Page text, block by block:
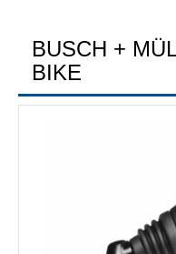
BUSCH +
BIKE